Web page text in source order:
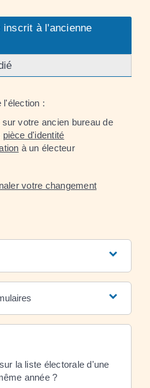
à l'ancienne
l'élection :
votre ancien bureau de
pièce d'identité
à un électeur
votre changement
la liste électorale d'une
année ?